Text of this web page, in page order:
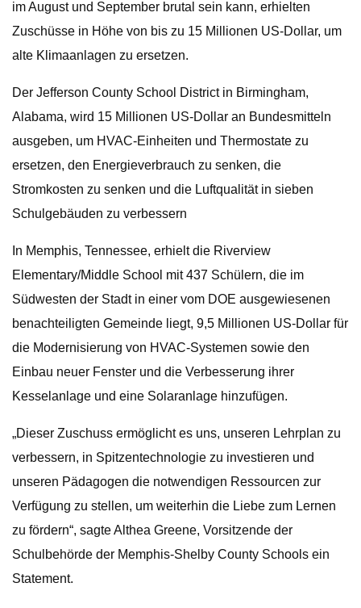
im August und September brutal sein kann, erhielten
Zuschüsse in Höhe von bis zu 15 Millionen US-Dollar, um
alte Klimaanlagen zu ersetzen.
Der Jefferson County School District in Birmingham,
Alabama, wird 15 Millionen US-Dollar an Bundesmitteln
ausgeben, um HVAC-Einheiten und Thermostate zu
ersetzen, den Energieverbrauch zu senken, die
Stromkosten zu senken und die Luftqualität in sieben
Schulgebäuden zu verbessern
In Memphis, Tennessee, erhielt die Riverview
Elementary/Middle School mit 437 Schülern, die im
Südwesten der Stadt in einer vom DOE ausgewiesenen
benachteiligten Gemeinde liegt, 9,5 Millionen US-Dollar für
die Modernisierung von HVAC-Systemen sowie den
Einbau neuer Fenster und die Verbesserung ihrer
Kesselanlage und eine Solaranlage hinzufügen.
„Dieser Zuschuss ermöglicht es uns, unseren Lehrplan zu
verbessern, in Spitzentechnologie zu investieren und
unseren Pädagogen die notwendigen Ressourcen zur
Verfügung zu stellen, um weiterhin die Liebe zum Lernen
zu fördern“, sagte Althea Greene, Vorsitzende der
Schulbehörde der Memphis-Shelby County Schools ein
Statement.